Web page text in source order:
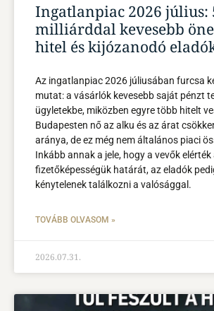
Ingatlanpiac 2026 július:
milliárddal kevesebb
hitel és kijózanodó
Az ingatlanpiac 2026 júliusában furcsa
mutat: a vásárlók kevesebb saját pénzt
ügyletekbe, miközben egyre több hitelt
Budapesten nő az alku és az árat
aránya, de ez még nem általános piaci
Inkább annak a jele, hogy a vevők elérték
fizetőképességük határát, az eladók
kénytelenek találkozni a valósággal.
TOVÁBB OLVASOM »
2026.07.31.